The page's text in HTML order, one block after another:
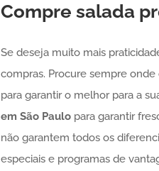
Compre salada
Se deseja muito mais
compras. Procure sempre
para garantir o melhor para a
em São Paulopara garantir
não garantem todos os
especiais e programas de